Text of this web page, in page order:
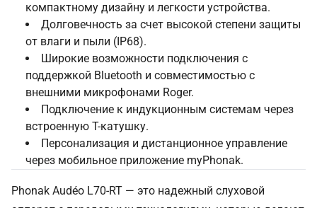
компактному дизайну и легкости устройства.
Долговечность за счет высокой степени защиты
от влаги и пыли (IP68).
Широкие возможности подключения с
поддержкой Bluetooth и совместимостью с
внешними микрофонами Roger.
Подключение к индукционным системам через
встроенную T-катушку.
Персонализация и дистанционное управление
через мобильное приложение myPhonak.
Phonak Audéo L70-RT — это надежный слуховой